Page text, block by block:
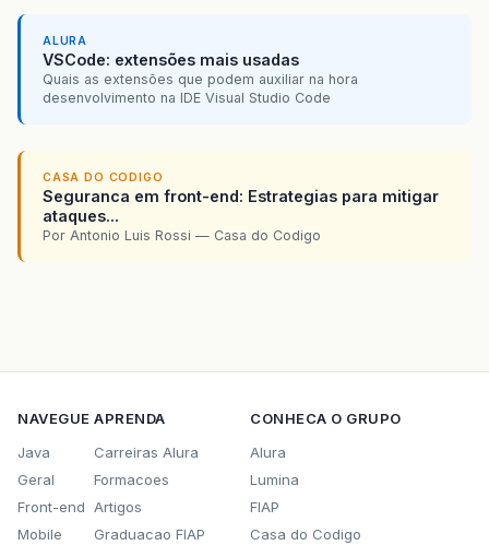
ALURA
VSCode: extensões mais usadas
Quais as extensões que podem auxiliar na hora
desenvolvimento na IDE Visual Studio Code
CASA DO CODIGO
Seguranca em front-end: Estrategias para mitigar
ataques...
Por Antonio Luis Rossi — Casa do Codigo
NAVEGUE
Java
Geral
Front-end
Mobile
APRENDA
Carreiras Alura
Formacoes
Artigos
Graduacao FIAP
CONHECA O GRUPO
Alura
Lumina
FIAP
Casa do Codigo